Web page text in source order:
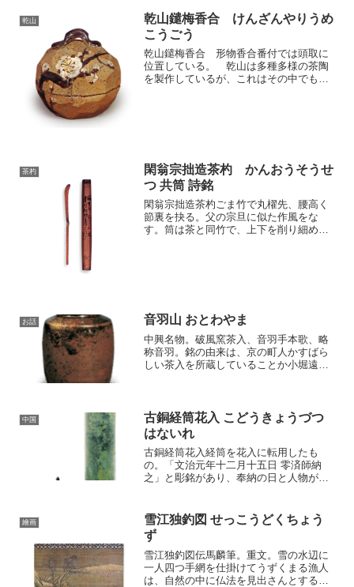
乾山
乾山鑓梅香合 けんざんやりうめ
こうごう
乾山鑓梅香合 形物香合番付では頭取に
位置している。 乾山は多種多様の茶陶
を製作しているが、これはその中でも数
茶杓
閑翁宗拙造茶杓 かんおうそうせ
つ 共筒 詩銘
閑翁宗拙造茶杓ごま竹で丸櫂先、腰高く
節裏を抉る。父の宗旦に似た作風をな
す。筒は茶と同竹で、上下を削り細め面
お話 音羽山 おとわやま
中興名物。破風窯茶入、音羽手本歌、略
称音羽。銘の由来は、京の町人かすばら
しい茶入を所蔵していることか小堀遠州
た。おそらく『古今集』恋歌...
中国
古銅経筒花入 こどうきょうづつ
はないれ
古銅経筒花入経筒を花入に転用したも
の。「文治元年十二月十五日 零済師納
之」と彫銘があり、奉納の日と人物が知
会に用いられ、蓮、蓮の実や菩提樹など
を活けることを習わしとして...
繪画
雪江独釣図 せっこうどくちょう
ず
雪江独釣図伝馬麟筆。重文。雪の水辺に
一人四つ手網を仕掛けてうずくまる漁人
は、自然の中に仏法を見出さんとする求